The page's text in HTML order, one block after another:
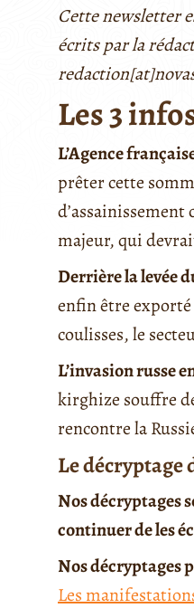
Cette newsletter
écrits par la
Les 3
L’Agence
prêter cette
majeur, qui
Derrière la levée
enfin être
coulisses, le
L’invasion russe
kirghize souffre
rencontre la
Le décryptage
Nos décryptages
continuer de les
Nos décryptages
Les